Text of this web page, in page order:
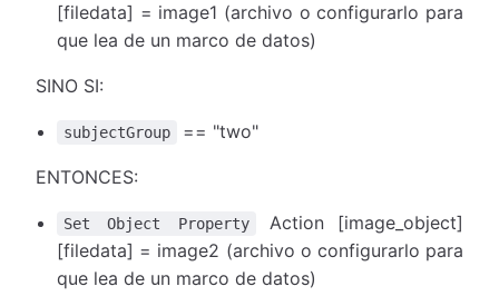
[filedata] = image1 (archivo o configurarlo para
que lea de un marco de datos)
SINO SI:
subjectGroup == "two"
ENTONCES:
Set Object Property
Action [image_object]
[filedata] = image2 (archivo o configurarlo para
que lea de un marco de datos)